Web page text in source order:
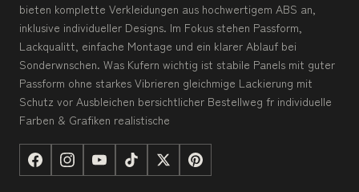
bieten komplette Verkleidungen aus hochwertigem ABS an,
inklusive individueller Designs. Im Fokus stehen Passform,
Lackqualitt, einfache Montage und ein klarer Ablauf bei
Sonderwnschen. Was Kufern wichtig ist stabile Panels mit guter
Passform ohne starkes Vibrieren gleichmige Lackierung mit
Schutz vor Ausbleichen bersichtlicher Bestellweg fr individuelle
Farben & Grafiken realistische